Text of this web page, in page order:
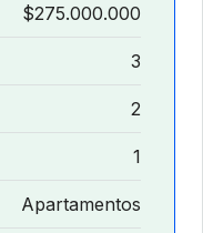
$275.000.000
3
2
1
Apartamentos